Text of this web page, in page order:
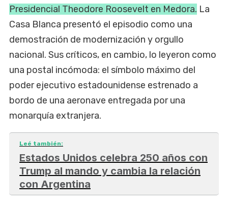
Presidencial Theodore Roosevelt en Medora. La
Casa Blanca presentó el episodio como una
demostración de modernización y orgullo
nacional. Sus críticos, en cambio, lo leyeron como
una postal incómoda: el símbolo máximo del
poder ejecutivo estadounidense estrenado a
bordo de una aeronave entregada por una
monarquía extranjera.
Leé también:
Estados Unidos celebra 250 años con
Trump al mando y cambia la relación
con Argentina